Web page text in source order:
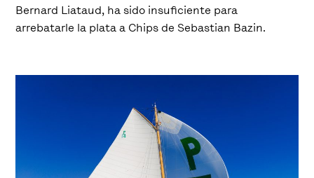
Bernard Liataud, ha sido insuficiente para
arrebatarle la plata a Chips de Sebastian Bazin.